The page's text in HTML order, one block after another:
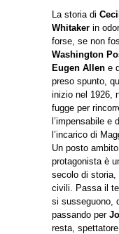
La storia di
Whitaker in
forse, se non
Washington
Eugen Allen e
preso spunto,
inizio nel 1926,
fugge per
l’impensabile e
l’incarico di
Un posto
protagonista è
secolo di storia,
civili. Passa il
si susseguono,
passando per
resta,